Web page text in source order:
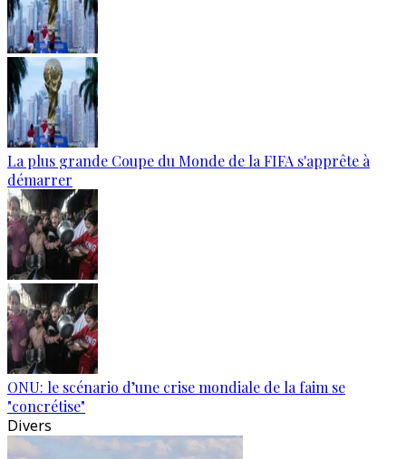
La plus grande Coupe du Monde de la FIFA s'apprête à
démarrer
ONU: le scénario d’une crise mondiale de la faim se
"concrétise"
Divers